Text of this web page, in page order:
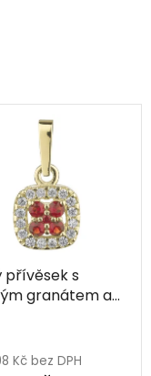
přívěsek s
granátem a
Kč bez DPH